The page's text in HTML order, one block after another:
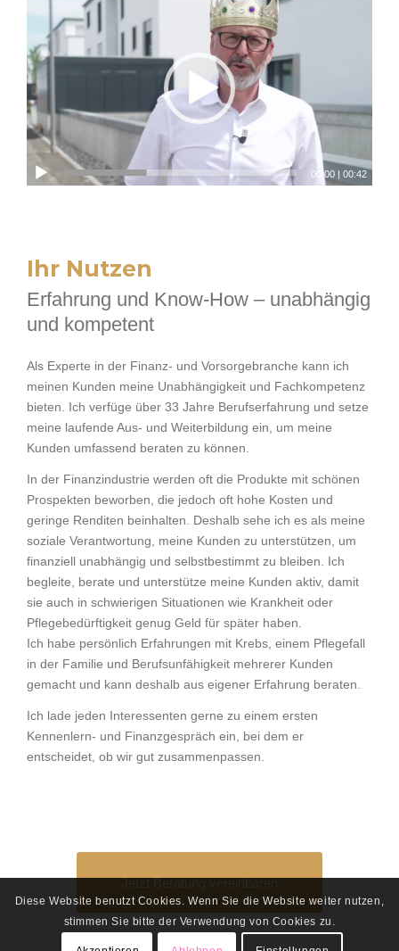
00:00 | 00:42
Ihr Nutzen
Erfahrung und Know-How – unabhängig
und kompetent
Als Experte in der Finanz- und Vorsorgebranche kann ich
meinen Kunden meine Unabhängigkeit und Fachkompetenz
bieten. Ich verfüge über 33 Jahre Berufserfahrung und setze
meine laufende Aus- und Weiterbildung ein, um meine
Kunden umfassend beraten zu können.
In der Finanzindustrie werden oft die Produkte mit schönen
Prospekten beworben, die jedoch oft hohe Kosten und
geringe Renditen beinhalten. Deshalb sehe ich es als meine
soziale Verantwortung, meine Kunden zu unterstützen, um
finanziell unabhängig und selbstbestimmt zu bleiben. Ich
begleite, berate und unterstütze meine Kunden aktiv, damit
sie auch in schwierigen Situationen wie Krankheit oder
Pflegebedürftigkeit genug Geld für später haben.
Ich habe persönlich Erfahrungen mit Krebs, einem Pflegefall
in der Familie und Berufsunfähigkeit mehrerer Kunden
gemacht und kann deshalb aus eigener Erfahrung beraten.
Ich lade jeden Interessenten gerne zu einem ersten
Kennenlern- und Finanzgespräch ein, bei dem er
entscheidet, ob wir gut zusammenpassen.
Jetzt Beratung vereinbaren
Diese Website benutzt Cookies. Wenn Sie die Website weiter nutzen,
stimmen Sie bitte der Verwendung von Cookies zu.